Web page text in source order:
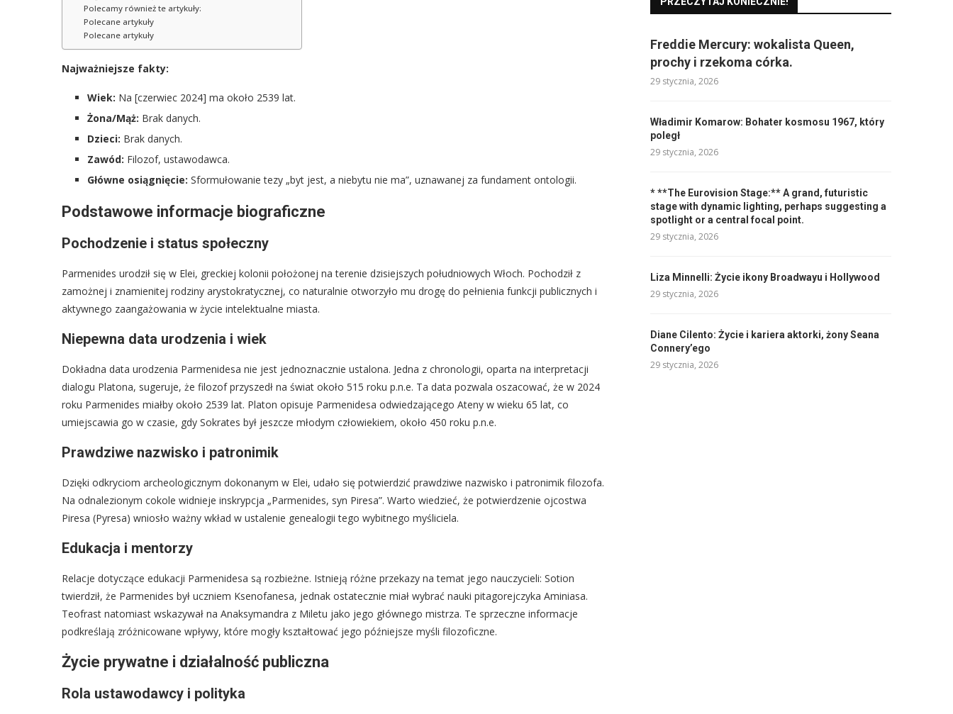
Polecamy również te artykuły:
Polecane artykuły
Polecane artykuły
Najważniejsze fakty:
Wiek: Na [czerwiec 2024] ma około 2539 lat.
Żona/Mąż: Brak danych.
Dzieci: Brak danych.
Zawód: Filozof, ustawodawca.
Główne osiągnięcie: Sformułowanie tezy „byt jest, a niebytu nie ma”, uznawanej za fundament ontologii.
Podstawowe informacje biograficzne
Pochodzenie i status społeczny
Parmenides urodził się w Elei, greckiej kolonii położonej na terenie dzisiejszych południowych Włoch. Pochodził z
zamożnej i znamienitej rodziny arystokratycznej, co naturalnie otworzyło mu drogę do pełnienia funkcji publicznych i
aktywnego zaangażowania w życie intelektualne miasta.
Niepewna data urodzenia i wiek
Dokładna data urodzenia Parmenidesa nie jest jednoznacznie ustalona. Jedna z chronologii, oparta na interpretacji
dialogu Platona, sugeruje, że filozof przyszedł na świat około 515 roku p.n.e. Ta data pozwala oszacować, że w 2024
roku Parmenides miałby około 2539 lat. Platon opisuje Parmenidesa odwiedzającego Ateny w wieku 65 lat, co
umiejscawia go w czasie, gdy Sokrates był jeszcze młodym człowiekiem, około 450 roku p.n.e.
Prawdziwe nazwisko i patronimik
Dzięki odkryciom archeologicznym dokonanym w Elei, udało się potwierdzić prawdziwe nazwisko i patronimik filozofa.
Na odnalezionym cokole widnieje inskrypcja „Parmenides, syn Piresa”. Warto wiedzieć, że potwierdzenie ojcostwa
Piresa (Pyresa) wniosło ważny wkład w ustalenie genealogii tego wybitnego myśliciela.
Edukacja i mentorzy
Relacje dotyczące edukacji Parmenidesa są rozbieżne. Istnieją różne przekazy na temat jego nauczycieli: Sotion
twierdził, że Parmenides był uczniem Ksenofanesa, jednak ostatecznie miał wybrać nauki pitagorejczyka Aminiasa.
Teofrast natomiast wskazywał na Anaksymandra z Miletu jako jego głównego mistrza. Te sprzeczne informacje
podkreślają zróżnicowane wpływy, które mogły kształtować jego późniejsze myśli filozoficzne.
Życie prywatne i działalność publiczna
Rola ustawodawcy i polityka
Freddie Mercury: wokalista Queen,
prochy i rzekoma córka.
29 stycznia, 2026
Władimir Komarow: Bohater kosmosu 1967, który
poległ
29 stycznia, 2026
* **The Eurovision Stage:** A grand, futuristic
stage with dynamic lighting, perhaps suggesting a
spotlight or a central focal point.
29 stycznia, 2026
Liza Minnelli: Życie ikony Broadwayu i Hollywood
29 stycznia, 2026
Diane Cilento: Życie i kariera aktorki, żony Seana
Connery’ego
29 stycznia, 2026